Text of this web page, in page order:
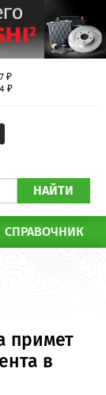
₽
₽
НАЙТИ
СПРАВОЧНИК
примет
в